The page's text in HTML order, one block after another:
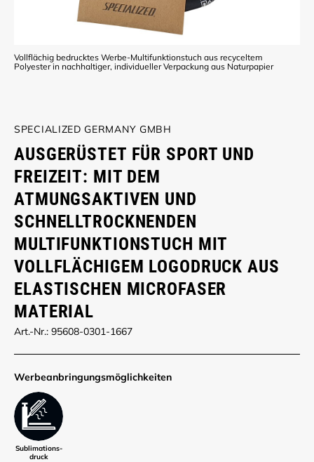
Vollflächig bedrucktes Werbe-Multifunktionstuch aus recyceltem
Polyester in nachhaltiger, individueller Verpackung aus Naturpapier
SPECIALIZED GERMANY GMBH
AUSGERÜSTET FÜR SPORT UND
FREIZEIT: MIT DEM
ATMUNGSAKTIVEN UND
SCHNELLTROCKNENDEN
MULTIFUNKTIONSTUCH MIT
VOLLFLÄCHIGEM LOGODRUCK AUS
ELASTISCHEN MICROFASER
MATERIAL
Art.-Nr.: 95608-0301-1667
Werbe­anbringungs­möglich­keiten
Sublimations­
druck